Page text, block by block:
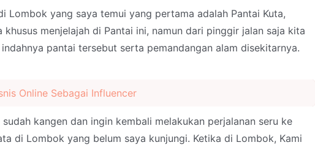
Lombok yang saya temui yang pertama adalah Pantai Kuta,
menjelajah di Pantai ini, namun dari pinggir jalan saja kita
pantai tersebut serta pemandangan alam disekitarnya.
Online Sebagai Influencer
sudah kangen dan ingin kembali melakukan perjalanan seru ke
di Lombok yang belum saya kunjungi. Ketika di Lombok, Kami